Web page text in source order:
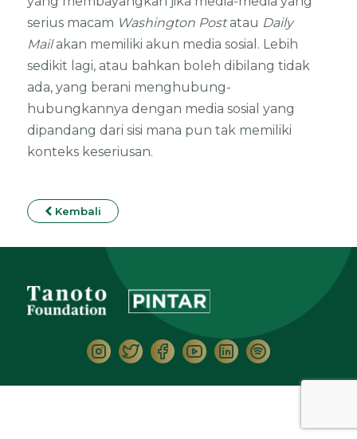
serius macam Washington Postatau Daily
Mailakan memiliki akun media sosial. Lebih
sedikit lagi, atau bahkan boleh dibilang tidak
ada, yang berani menghubung-
hubungkannya dengan media sosial yang
dipandang dari sisi mana pun tak memiliki
konteks keseriusan.
Kembali